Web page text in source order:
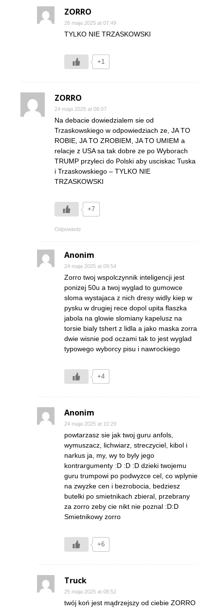
ZORRO
26 maja 2025 at 07:49
TYLKO NIE TRZASKOWSKI
+1
ZORRO
24 maja 2025 at 08:07
Na debacie dowiedzialem sie od
Trzaskowskiego w odpowiedziach ze, JA TO
ROBIE, JA TO ZROBIEM, JA TO UMIEM a
relacje z USA sa tak dobre ze po Wyborach
TRUMP przyleci do Polski aby usciskac Tuska
i Trzaskowskiego – TYLKO NIE
TRZASKOWSKI
+7
Odpowiedz
Anonim
24 maja 2025 at 09:54
Zorro twoj wspolczynnik inteligencji jest
ponizej 50u a twoj wyglad to gumowce
sloma wystajaca z nich dresy widly kiep w
pysku w drugiej rece dopol upita flaszka
jabola na glowie slomiany kapelusz na
torsie bialy tshert z lidla a jako maska zorra
dwie wisnie pod oczami tak to jest wyglad
typowego wyborcy pisu i nawrockiego
+4
Anonim
24 maja 2025 at 10:29
powtarzasz sie jak twoj guru anfols,
wymuszacz, lichwiarz, streczyciel, kibol i
narkus ja, my, wy to byly jego
kontrargumenty :D :D :D dzieki twojemu
guru trumpowi po podwyzce cel, co wplynie
na zwyzke cen i bezrobocia, bedziesz
butelki po smietnikach zbieral, przebrany
za zorro zeby cie nikt nie poznal :D:D
Smietnikowy zorro
+6
Truck
25 maja 2025 at 08:52
twój koń jest mądrzejszy od ciebie ZORRO